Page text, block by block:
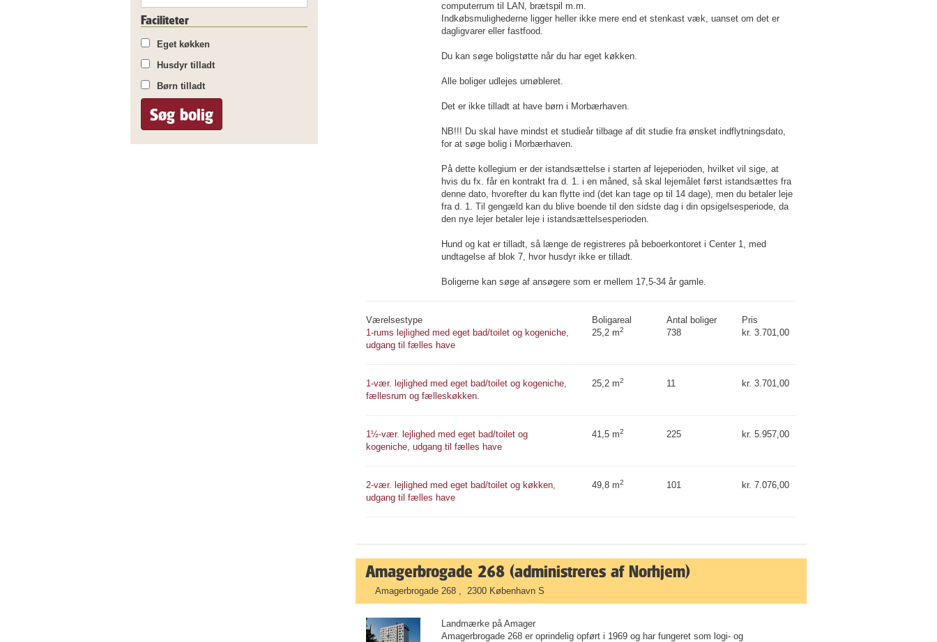
Faciliteter
Eget køkken
Husdyr tilladt
Børn tilladt
computerrum til LAN, brætspil m.m.
Indkøbsmulighederne ligger heller ikke mere end et stenkast væk, uanset om det er
dagligvarer eller fastfood.
Du kan søge boligstøtte når du har eget køkken.
Alle boliger udlejes umøbleret.
Det er ikke tilladt at have børn i Morbærhaven.
NB!!! Du skal have mindst et studieår tilbage af dit studie fra ønsket indflytningsdato,
for at søge bolig i Morbærhaven.
På dette kollegium er der istandsættelse i starten af lejeperioden, hvilket vil sige, at
hvis du fx. får en kontrakt fra d. 1. i en måned, så skal lejemålet først istandsættes fra
denne dato, hvorefter du kan flytte ind (det kan tage op til 14 dage), men du betaler leje
fra d. 1. Til gengæld kan du blive boende til den sidste dag i din opsigelsesperiode, da
den nye lejer betaler leje i istandsættelsesperioden.
Hund og kat er tilladt, så længe de registreres på beboerkontoret i Center 1, med
undtagelse af blok 7, hvor husdyr ikke er tilladt.
Boligerne kan søge af ansøgere som er mellem 17,5-34 år gamle.
Værelsestype Boligareal Antal boliger
Pris
1-rums lejlighed med eget bad/toilet og kogeniche,
udgang til fælles have
25,2 m2 738 kr. 3.701,00
1-vær. lejlighed med eget bad/toilet og kogeniche,
fællesrum og fælleskøkken.
25,2 m2 11 kr. 3.701,00
1½-vær. lejlighed med eget bad/toilet og
kogeniche, udgang til fælles have
41,5 m2 225 kr. 5.957,00
2-vær. lejlighed med eget bad/toilet og køkken,
udgang til fælles have
49,8 m2 101 kr. 7.076,00
Amagerbrogade 268 (administreres af Norhjem)
Amagerbrogade 268 , 2300 København S
Landmærke på Amager
Amagerbrogade 268 er oprindelig opført i 1969 og har fungeret som logi- og